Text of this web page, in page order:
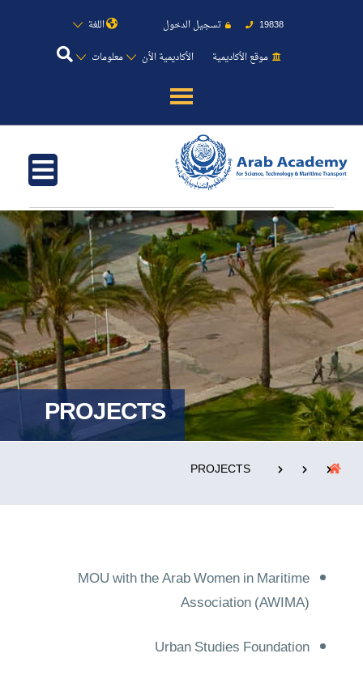
19838 تسجيل الدخول
اللغة
موقع الأكاديمية
الأكاديمية الأن معلومات
عن الأكاديمية
النقل البحري
القبول والتسجيل
الدراسات الأكاديمية
طلبة الأكاديمية
البحث العلمي
التدريب والخدمة المجتمعية
خريطة الموقع
PROJECTS
PROJECTS
MOU with the Arab Women in Maritime
Association (AWIMA)
Urban Studies Foundation